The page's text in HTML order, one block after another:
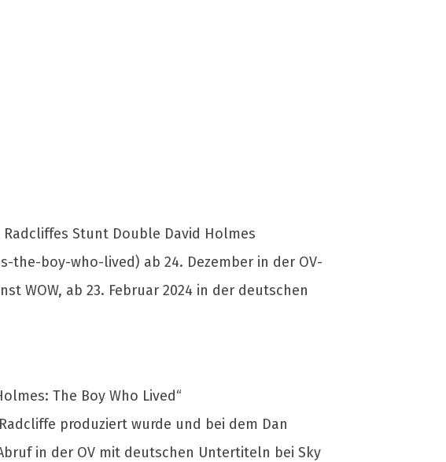
Stunt Double David Holmes
the-boy-who-lived) ab 24. Dezember in der OV-
WOW, ab 23. Februar 2024 in der deutschen
The Boy Who Lived“
produziert wurde und bei dem Dan
in der OV mit deutschen Untertiteln bei Sky